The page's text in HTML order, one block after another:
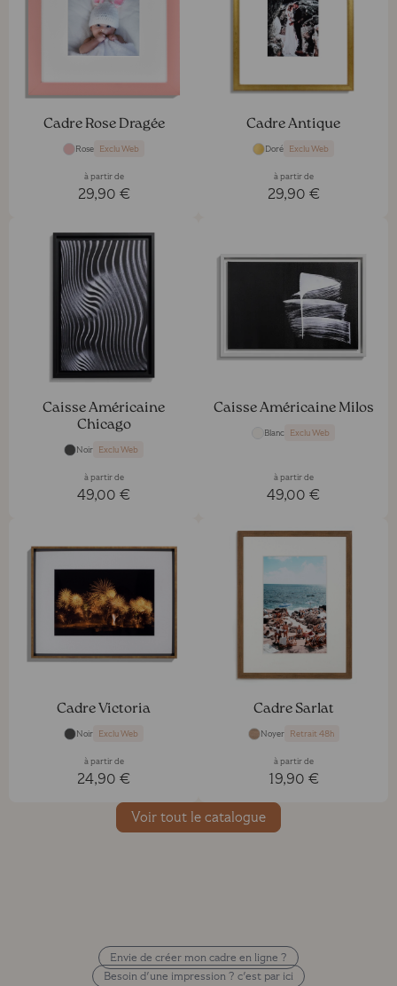
Cadre Rose Dragée
Rose Exclu Web
à partir de
29,90 €
Cadre Antique
Doré Exclu Web
à partir de
29,90 €
Caisse Américaine
Chicago
Noir Exclu Web
à partir de
49,00 €
Caisse Américaine Milos
Blanc Exclu Web
à partir de
49,00 €
Cadre Victoria
Noir Exclu Web
à partir de
24,90 €
Cadre Sarlat
Noyer Retrait 48h
à partir de
19,90 €
Voir tout le catalogue
Envie de créer mon cadre en ligne ?
Besoin d'une impression ? c'est par ici